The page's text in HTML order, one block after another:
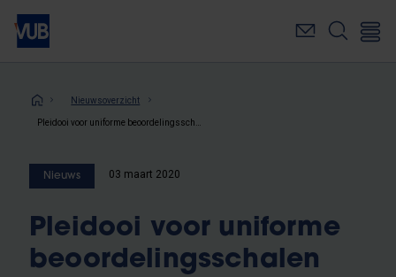
Overslaan
naar
inhoudKruimelpad
Nieuwsoverzicht
Nieuws 03 maart 2020
Pleidooi voor uniforme
beoordelingsschalen